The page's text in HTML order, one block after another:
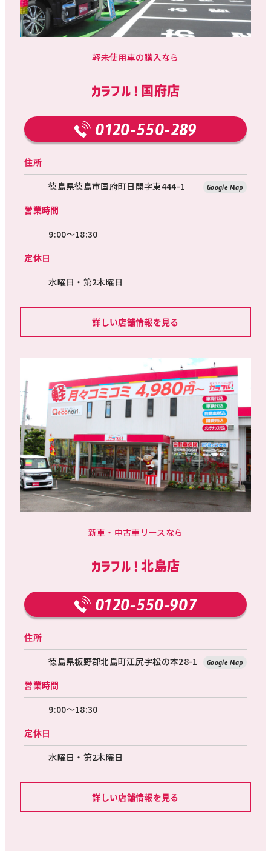
軽未使用車の購入なら
カラフル！国府店
0120-550-289
住所
徳島県徳島市国府町日開字東444-1
Google Map
営業時間
9:00～18:30
定休日
水曜日・第2木曜日
詳しい店舗情報を見る
新車・中古車リースなら
カラフル！北島店
0120-550-907
住所
徳島県板野郡北島町江尻字松の本28-1
Google Map
営業時間
9:00～18:30
定休日
水曜日・第2木曜日
詳しい店舗情報を見る